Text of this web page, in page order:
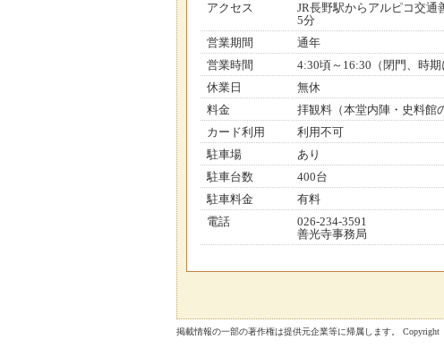
アクセス
JR長野駅からアルピコ交
5分
営業期間
通年
営業時間
4:30頃～16:30（閉門、時期
休業日
無休
料金
拝観料（本堂内陣・史料館
カード利用
利用不可
駐車場
あり
駐車台数
400台
駐車料金
有料
電話
026-234-3591
善光寺事務局
掲載情報の一部の著作権は提供元企業等に帰属します。 Copyright